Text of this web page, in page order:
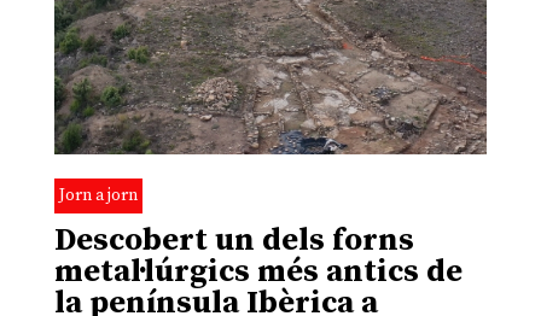
Jorn a jorn
Descobert un dels forns
metal·lúrgics més antics de
la península Ibèrica a